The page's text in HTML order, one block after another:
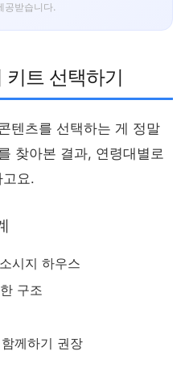
공받습니다.
키트 선택하기
텐츠를 선택하는 게 정말
찾아본 결과, 연령대별로
요.
시지 하우스
구조
께하기 권장